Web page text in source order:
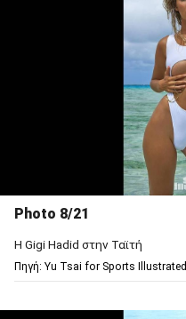
Photo 8/21
Η Gigi Hadid στην Ταϊτή
Πηγή: Υu Tsai for Sports Illustrated